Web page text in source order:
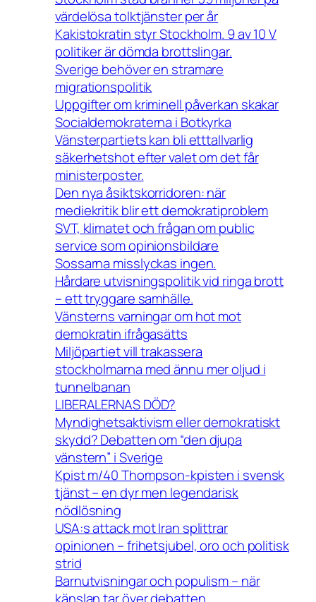
värdelösa tolktjänster per år
Kakistokratin styr Stockholm. 9 av 10 V
politiker är dömda brottslingar.
Sverige behöver en stramare
migrationspolitik
Uppgifter om kriminell påverkan skakar
Socialdemokraterna i Botkyrka
Vänsterpartiets kan bli etttallvarlig
säkerhetshot efter valet om det får
ministerposter.
Den nya åsiktskorridoren: när
mediekritik blir ett demokratiproblem
SVT, klimatet och frågan om public
service som opinionsbildare
Sossarna misslyckas ingen.
Hårdare utvisningspolitik vid ringa brott
– ett tryggare samhälle.
Vänsterns varningar om hot mot
demokratin ifrågasätts
Miljöpartiet vill trakassera
stockholmarna med ännu mer oljud i
tunnelbanan
LIBERALERNAS DÖD?
Myndighetsaktivism eller demokratiskt
skydd? Debatten om “den djupa
vänstern” i Sverige
Kpist m/40 Thompson-kpisten i svensk
tjänst – en dyr men legendarisk
nödlösning
USA:s attack mot Iran splittrar
opinionen – frihetsjubel, oro och politisk
strid
Barnutvisningar och populism – när
känslan tar över debatten